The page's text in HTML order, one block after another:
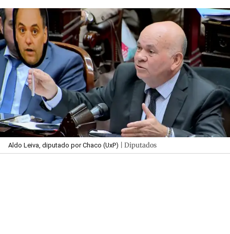
Aldo Leiva, diputado por Chaco (UxP) | Diputados